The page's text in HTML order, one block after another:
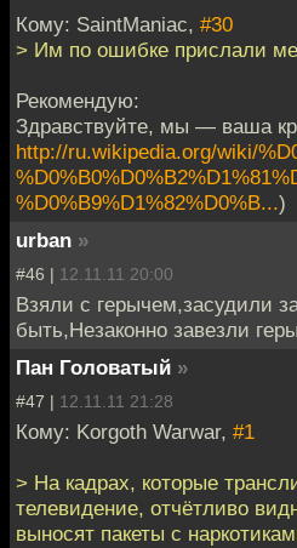
Кому: SaintManiac, #30
> Им по ошибке прислали
Рекомендую:
Здравствуйте, мы — ваша
http://ru.wikipedia.org/wiki/
%D0%B9%D1%82%D0%B...)
urban »
#46 | 12.11.11 20:00
Взяли с герычем,засудили
быть,Незаконно завезли
Пан Головатый »
#47 | 12.11.11 21:28
Кому: Korgoth Warwar, #1
> На кадрах, которые
телевидение, отчётливо
выносят пакеты с